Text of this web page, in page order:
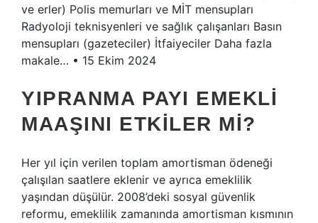
ve erler) Polis memurları ve MİT mensupları
Radyoloji teknisyenleri ve sağlık çalışanları Basın
mensupları (gazeteciler) İtfaiyeciler Daha fazla
makale… • 15 Ekim 2024
YIPRANMA PAYI EMEKLI
MAAŞINI ETKILER MI?
Her yıl için verilen toplam amortisman ödeneği
çalışılan saatlere eklenir ve ayrıca emeklilik
yaşından düşülür. 2008’deki sosyal güvenlik
reformu, emeklilik zamanında amortisman kısmının